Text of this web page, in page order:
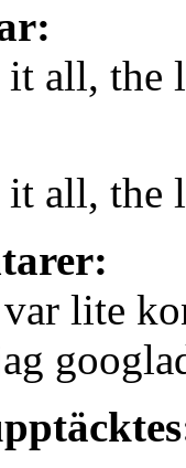
all, the
all, the
lite